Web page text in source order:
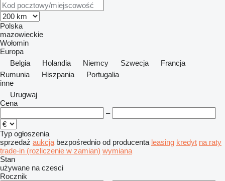
Polska
mazowieckie
Wołomin
Europa
Belgia
Holandia Niemcy Szwecja
Francja
Rumunia
Hiszpania
Portugalia
inne
Urugwaj
Cena
–
Typ ogłoszenia
sprzedaż aukcja bezpośrednio od producenta leasing kredyt na raty
trade-in (rozliczenie w zamian) wymiana
Stan
używane na czesci
Rocznik